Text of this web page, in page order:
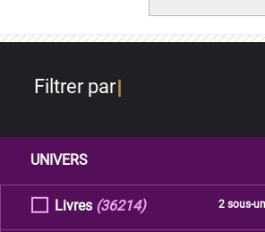
Filtrer par
UNIVERS
Livres 2 sous-
(36214)